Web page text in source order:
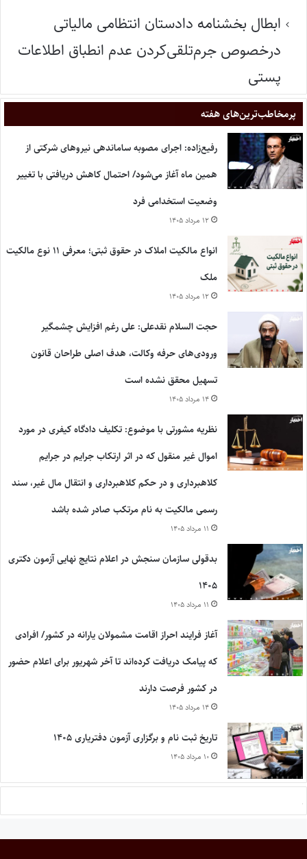
ابطال بخشنامه دادستان انتظامی مالیاتی
درخصوص جرم‌تلقی‌کردن عدم انطباق اطلاعات
پستی
پر‌مخاطب‌ترین‌های هفته
رفیع‌زاده: اجرای مصوبه ساماندهی نیروهای شرکتی از
همین ماه آغاز می‌شود/ احتمال کاهش دریافتی با تغییر
وضعیت استخدامی فرد
۱۲ مرداد ۱۴۰۵
انواع مالکیت املاک در حقوق ثبتی؛ معرفی ۱۱ نوع مالکیت
ملک
۱۲ مرداد ۱۴۰۵
حجت السلام نقدعلی: علی رغم افزایش چشمگیر
ورودی‌های حرفه وکالت، هدف اصلی طراحان قانون
تسهیل محقق نشده است
۱۴ مرداد ۱۴۰۵
نظریه مشورتی با موضوع: تکلیف دادگاه کیفری در مورد
اموال غیر منقول که در اثر ارتکاب جرایم در جرایم
کلاهبرداری و در حکم کلاهبرداری و انتقال مال غیر، سند
رسمی مالکیت به نام مرتکب صادر شده باشد
۱۱ مرداد ۱۴۰۵
بدقولی سازمان سنجش در اعلام نتایج نهایی آزمون دکتری
۱۴۰۵
۱۱ مرداد ۱۴۰۵
آغاز فرایند احراز اقامت مشمولان یارانه در کشور/ افرادی
که پیامک دریافت کرده‌اند تا آخر شهریور برای اعلام حضور
در کشور فرصت دارند
۱۴ مرداد ۱۴۰۵
تاریخ ثبت نام و برگزاری آزمون دفتریاری ۱۴۰۵
۱۰ مرداد ۱۴۰۵